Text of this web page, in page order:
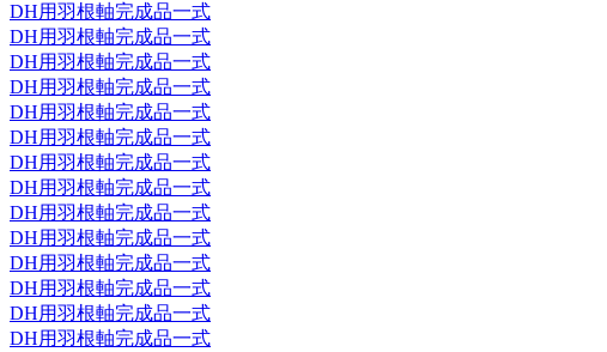
DH用羽根軸完成品一式
DH用羽根軸完成品一式
DH用羽根軸完成品一式
DH用羽根軸完成品一式
DH用羽根軸完成品一式
DH用羽根軸完成品一式
DH用羽根軸完成品一式
DH用羽根軸完成品一式
DH用羽根軸完成品一式
DH用羽根軸完成品一式
DH用羽根軸完成品一式
DH用羽根軸完成品一式
DH用羽根軸完成品一式
DH用羽根軸完成品一式